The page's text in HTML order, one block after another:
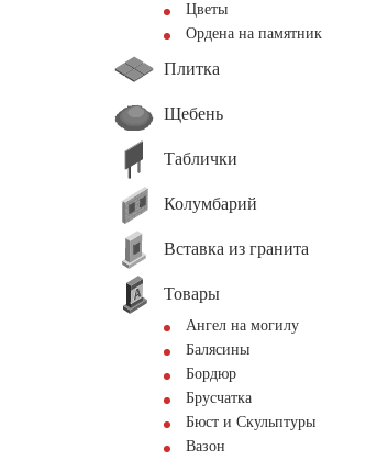
Цветы
Ордена на памятник
Плитка
Щебень
Таблички
Колумбарий
Вставка из гранита
Товары
Ангел на могилу
Балясины
Бордюр
Брусчатка
Бюст и Скульптуры
Вазон